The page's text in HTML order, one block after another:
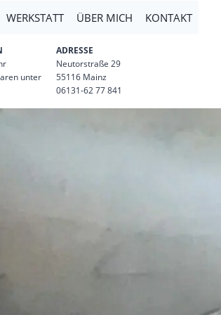
WERKSTATT ÜBER MICH KONTAKT
unter
ADRESSE
Neutorstraße 29
55116 Mainz
06131-62 77 841